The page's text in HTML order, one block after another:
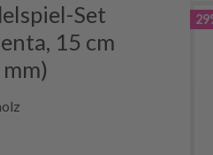
Set
15 cm